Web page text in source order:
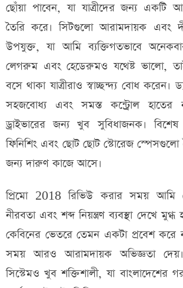
ছোঁয়া পাবেন, যা যাত্রীদের জন্য একটি
তৈরি করে। সিটগুলো আরামদায়ক এবং
উপযুক্ত, যা আমি ব্যক্তিগতভাবে
লেগরুম এবং হেডেরুমও যথেষ্ট ভালো,
বসে থাকা যাত্রীরাও স্বাচ্ছন্দ্য বোধ করেন।
সহজবোধ্য এবং সমস্ত কন্ট্রোল হাতের
ড্রাইভারের জন্য খুব সুবিধাজনক। বিশেষ
ফিনিশিং এবং ছোট ছোট স্টোরেজ স্পেসগুলো
জন্য দারুণ কাজে আসে।
প্রিমো 2018 রিভিউ করার সময় আমি
নীরবতা এবং শব্দ নিয়ন্ত্রণ ব্যবস্থা দেখে মুগ্ধ
কেবিনের ভেতরে তেমন একটা প্রবেশ করে
সময় আরও আরামদায়ক অভিজ্ঞতা দেয়।
সিস্টেমও খুব শক্তিশালী, যা বাংলাদেশের